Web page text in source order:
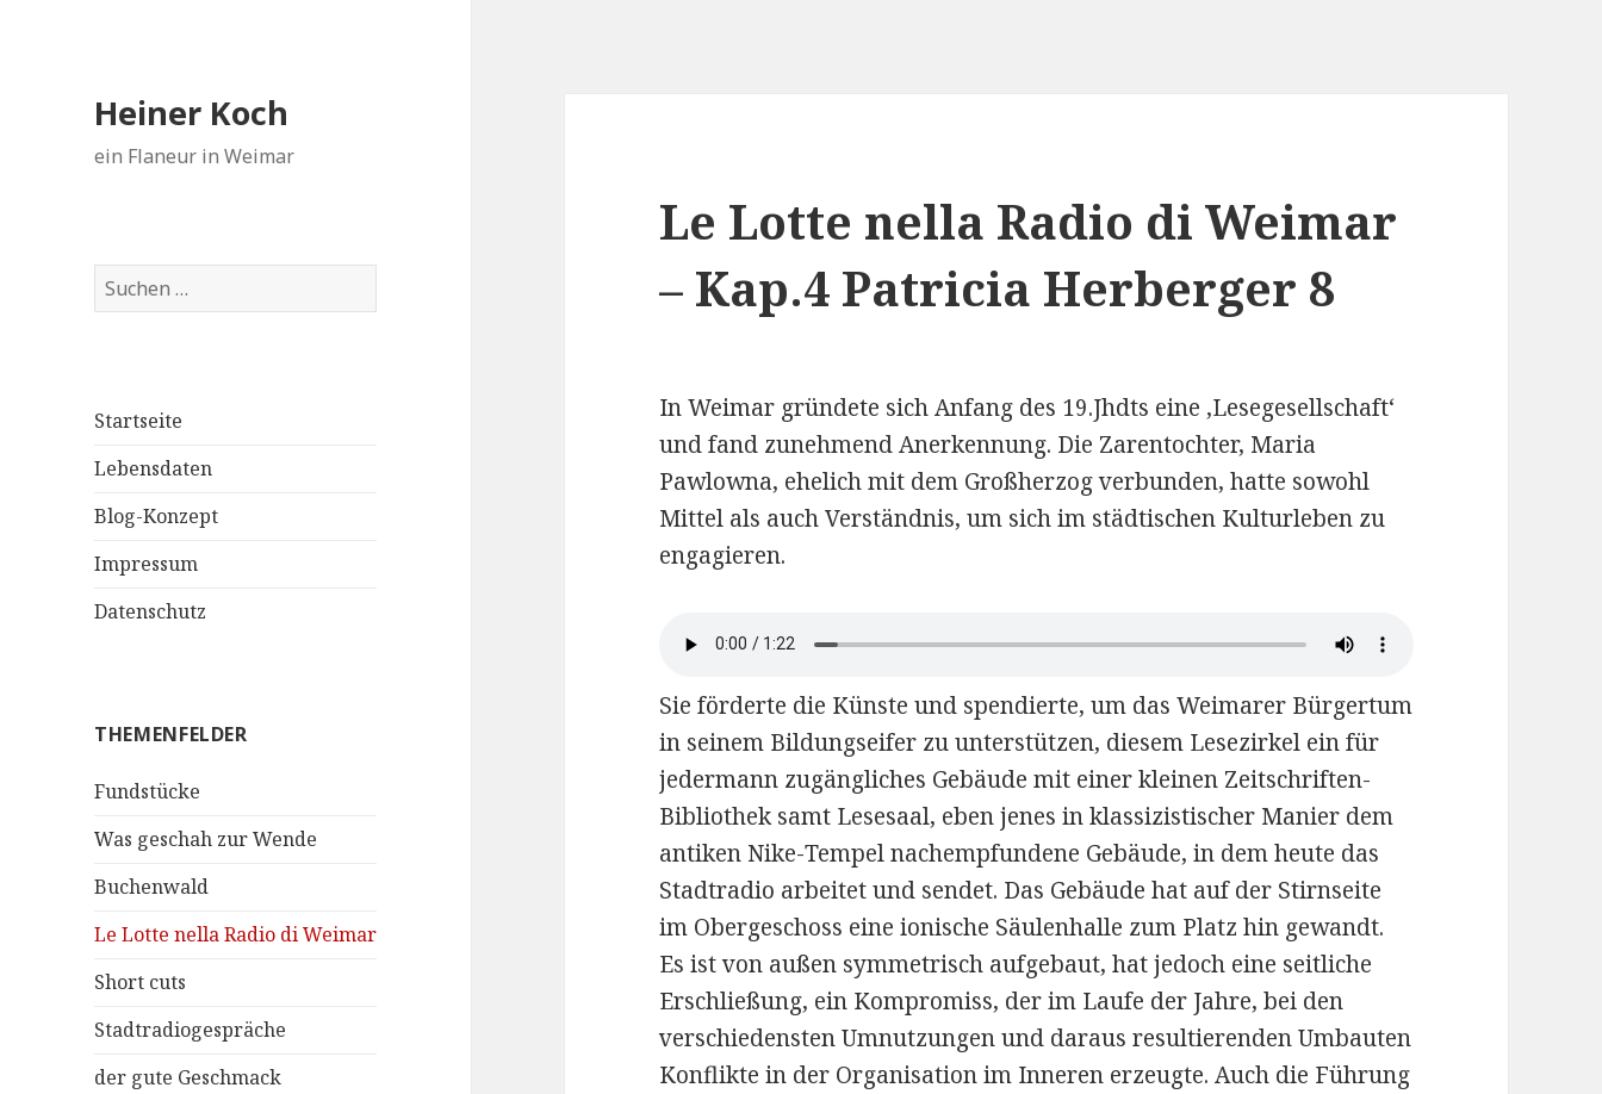
Heiner Koch
ein Flaneur in Weimar
Suchen
nach:
Startseite
Lebensdaten
Blog-Konzept
Impressum
Datenschutz
THEMENFELDER
Fundstücke
Was geschah zur Wende
Buchenwald
Le Lotte nella Radio di Weimar
Short cuts
Stadtradiogespräche
der gute Geschmack
Le Lotte nella Radio di Weimar
– Kap.4 Patricia Herberger 8
In Weimar gründete sich Anfang des 19.Jhdts eine ‚Lesegesellschaft‘
und fand zunehmend Anerkennung. Die Zarentochter, Maria
Pawlowna, ehelich mit dem Großherzog verbunden, hatte sowohl
Mittel als auch Verständnis, um sich im städtischen Kulturleben zu
engagieren.
Sie förderte die Künste und spendierte, um das Weimarer Bürgertum
in seinem Bildungseifer zu unterstützen, diesem Lesezirkel ein für
jedermann zugängliches Gebäude mit einer kleinen Zeitschriften-
Bibliothek samt Lesesaal, eben jenes in klassizistischer Manier dem
antiken Nike-Tempel nachempfundene Gebäude, in dem heute das
Stadtradio arbeitet und sendet. Das Gebäude hat auf der Stirnseite
im Obergeschoss eine ionische Säulenhalle zum Platz hin gewandt.
Es ist von außen symmetrisch aufgebaut, hat jedoch eine seitliche
Erschließung, ein Kompromiss, der im Laufe der Jahre, bei den
verschiedensten Umnutzungen und daraus resultierenden Umbauten
Konflikte in der Organisation im Inneren erzeugte. Auch die Führung